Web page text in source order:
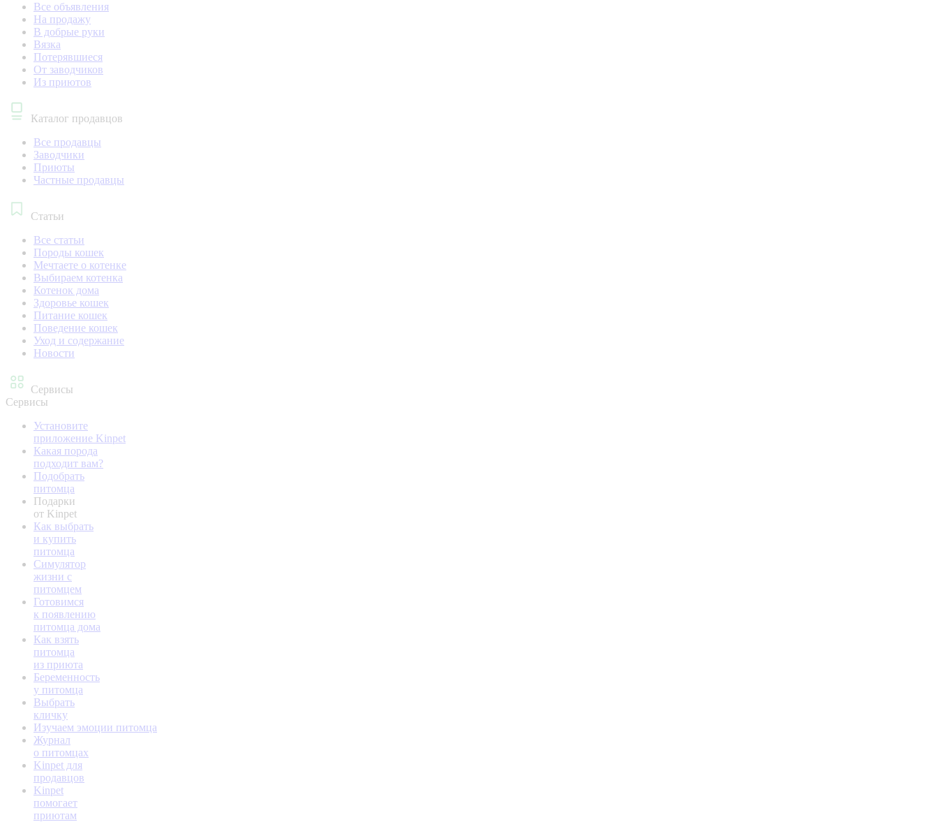
Все объявления
На продажу
В добрые руки
Вязка
Потерявшиеся
От заводчиков
Из приютов
Каталог продавцов
Все продавцы
Заводчики
Приюты
Частные продавцы
Статьи
Все статьи
Породы кошек
Мечтаете о котенке
Выбираем котенка
Котенок дома
Здоровье кошек
Питание кошек
Поведение кошек
Уход и содержание
Новости
Сервисы
Сервисы
Установите
приложение Kinpet
Какая порода
подходит вам?
Подобрать
питомца
Подарки
от Kinpet
Как выбрать
и купить
питомца
Симулятор
жизни с
питомцем
Готовимся
к появлению
питомца дома
Как взять
питомца
из приюта
Беременность
у питомца
Выбрать
кличку
Изучаем эмоции питомца
Журнал
о питомцах
Kinpet для
продавцов
Kinpet
помогает
приютам